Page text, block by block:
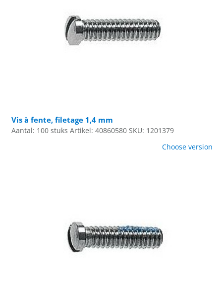
Vis à fente, filetage 1,4 mm
Aantal: 100 stuks Artikel: 40860580 SKU: 1201379
Choose version